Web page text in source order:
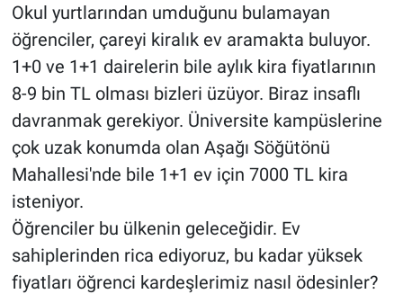
Okul yurtlarından umduğunu bulamayan
öğrenciler, çareyi kiralık ev aramakta buluyor.
1+0 ve 1+1 dairelerin bile aylık kira fiyatlarının
8-9 bin TL olması bizleri üzüyor. Biraz insaflı
davranmak gerekiyor. Üniversite kampüslerine
çok uzak konumda olan Aşağı Söğütönü
Mahallesi'nde bile 1+1 ev için 7000 TL kira
isteniyor.
Öğrenciler bu ülkenin geleceğidir. Ev
sahiplerinden rica ediyoruz, bu kadar yüksek
fiyatları öğrenci kardeşlerimiz nasıl ödesinler?